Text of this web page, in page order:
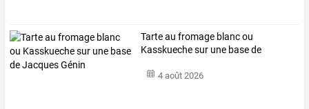
Tarteau fromage blancou
Kasskuechesur une basede
4 août 2026